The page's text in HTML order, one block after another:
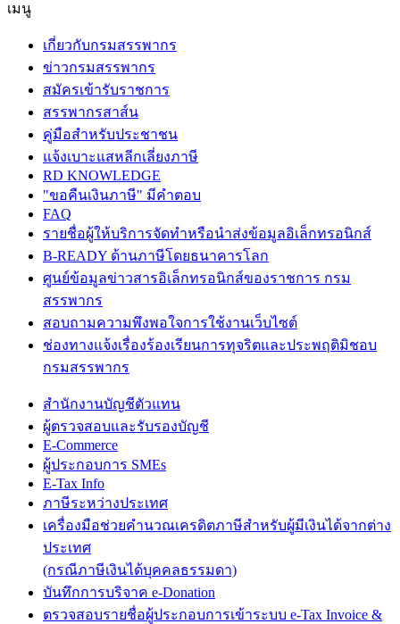
เมนู
เกี่ยวกับกรมสรรพากร
ข่าวกรมสรรพากร
สมัครเข้ารับราชการ
สรรพากรสาส์น
คู่มือสำหรับประชาชน
แจ้งเบาะแสหลีกเลี่ยงภาษี
RD KNOWLEDGE
"ขอคืนเงินภาษี" มีคำตอบ
FAQ
รายชื่อผู้ให้บริการจัดทำหรือนำส่งข้อมูลอิเล็กทรอนิกส์
B-READY ด้านภาษีโดยธนาคารโลก
ศูนย์ข้อมูลข่าวสารอิเล็กทรอนิกส์ของราชการ กรม
สรรพากร
สอบถามความพึงพอใจการใช้งานเว็บไซต์
ช่องทางแจ้งเรื่องร้องเรียนการทุจริตและประพฤติมิชอบ
กรมสรรพากร
สำนักงานบัญชีตัวแทน
ผู้ตรวจสอบและรับรองบัญชี
E-Commerce
ผู้ประกอบการ SMEs
E-Tax Info
ภาษีระหว่างประเทศ
เครื่องมือช่วยคำนวณเครดิตภาษีสำหรับผู้มีเงินได้จากต่าง
ประเทศ
(กรณีภาษีเงินได้บุคคลธรรมดา)
บันทึกการบริจาค e-Donation
ตรวจสอบรายชื่อผู้ประกอบการเข้าระบบ e-Tax Invoice &